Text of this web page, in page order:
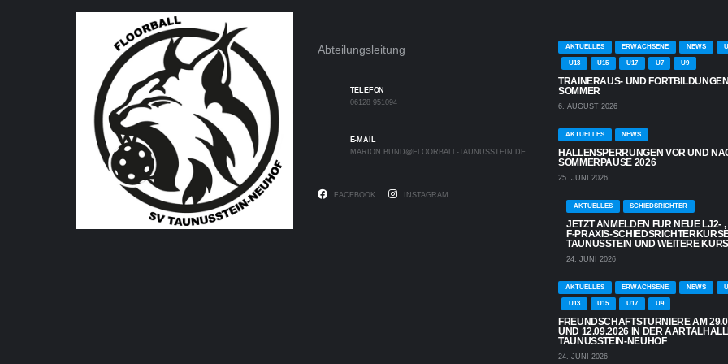
Abteilungsleitung
TELEFON
06128 951094
E-MAIL
MARION.BUND@FLOORBALL-TAUNUSSTEIN.DE
FACEBOOK INSTAGRAM
AKTUELLES ERWACHSENE NEWS
U13 U15 U17 U7 U9
TRAINERAUS- UND
SOMMER
6. AUGUST 2026
AKTUELLES NEWS
HALLENSPERRUNGEN VOR UND
SOMMERPAUSE 2026
25. JUNI 2026
AKTUELLES SCHIEDSRICHTER
JETZT ANMELDEN FÜR NEUE LJ2-
F-PRAXIS-
TAUNUSSTEIN UND WEITERE
24. JUNI 2026
AKTUELLES ERWACHSENE NEWS
U13 U15 U17 U9
FREUNDSCHAFTSTURNIERE AM
UND 12.09.2026 IN DER
TAUNUSSTEIN-NEUHOF
24. JUNI 2026